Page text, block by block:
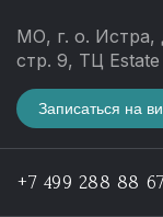
МО, г. о. Истра,
стр. 9, ТЦ
Записаться на
+7 499 288 88